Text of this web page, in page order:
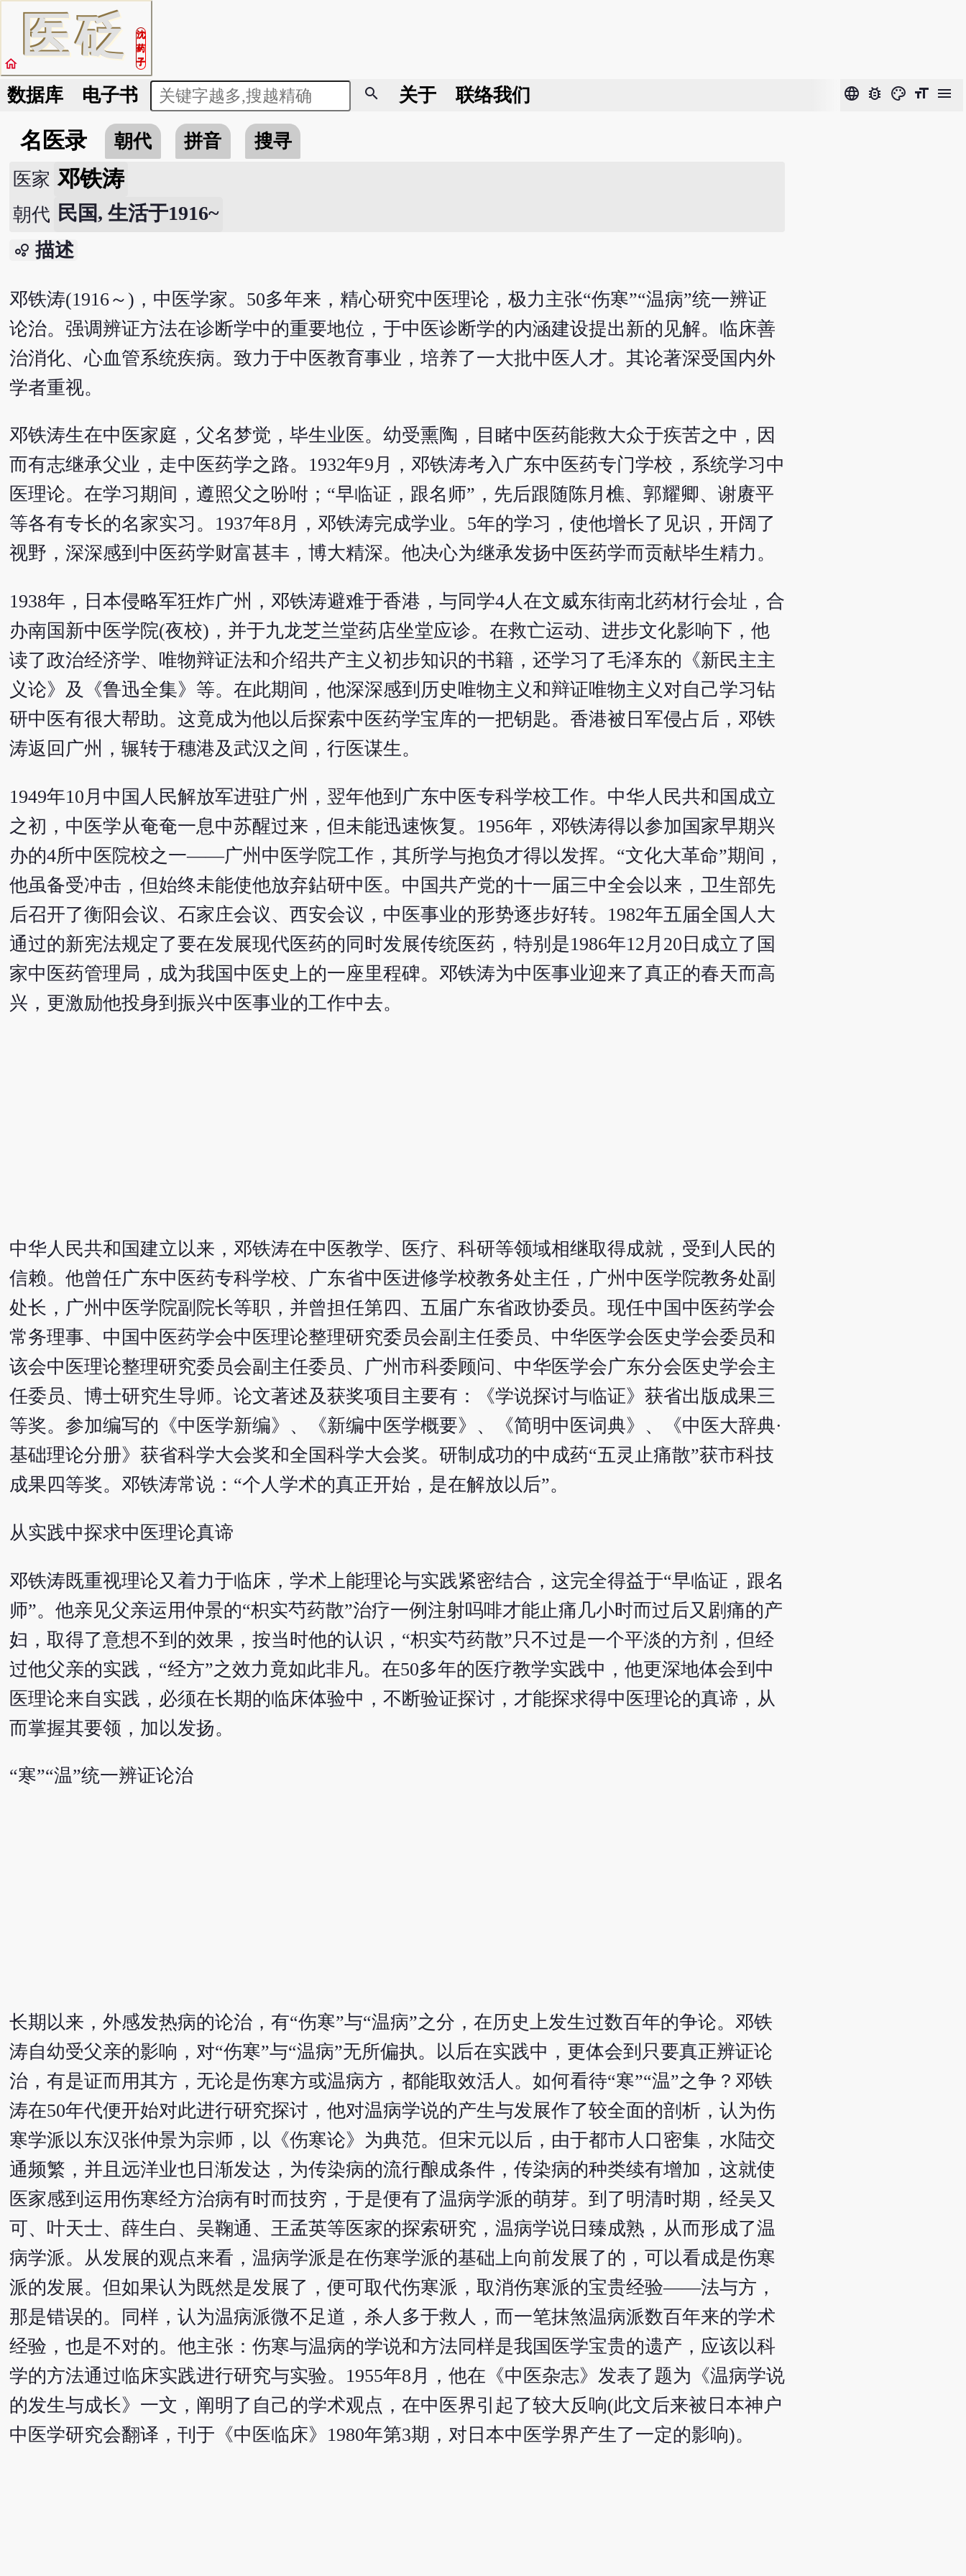
医砭
沈
药
子
home
数据库 电子书 search 关于 联络我们 language bug_report color_lens format_size menu
名医录 朝代 拼音
搜寻
医家 邓铁涛
朝代 民国, 生活于1916~
bubble_chart 描述
邓铁涛(1916～)，中医学家。50多年来，精心研究中医理论，极力主张“伤寒”“温病”统一辨证
论治。强调辨证方法在诊断学中的重要地位，于中医诊断学的内涵建设提出新的见解。临床善
治消化、心血管系统疾病。致力于中医教育事业，培养了一大批中医人才。其论著深受国内外
学者重视。
邓铁涛生在中医家庭，父名梦觉，毕生业医。幼受熏陶，目睹中医药能救大众于疾苦之中，因
而有志继承父业，走中医药学之路。1932年9月，邓铁涛考入广东中医药专门学校，系统学习中
医理论。在学习期间，遵照父之吩咐；“早临证，跟名师”，先后跟随陈月樵、郭耀卿、谢赓平
等各有专长的名家实习。1937年8月，邓铁涛完成学业。5年的学习，使他增长了见识，开阔了
视野，深深感到中医药学财富甚丰，博大精深。他决心为继承发扬中医药学而贡献毕生精力。
1938年，日本侵略军狂炸广州，邓铁涛避难于香港，与同学4人在文威东街南北药材行会址，合
办南国新中医学院(夜校)，并于九龙芝兰堂药店坐堂应诊。在救亡运动、进步文化影响下，他
读了政治经济学、唯物辩证法和介绍共产主义初步知识的书籍，还学习了毛泽东的《新民主主
义论》及《鲁迅全集》等。在此期间，他深深感到历史唯物主义和辩证唯物主义对自己学习钻
研中医有很大帮助。这竟成为他以后探索中医药学宝库的一把钥匙。香港被日军侵占后，邓铁
涛返回广州，辗转于穗港及武汉之间，行医谋生。
1949年10月中国人民解放军进驻广州，翌年他到广东中医专科学校工作。中华人民共和国成立
之初，中医学从奄奄一息中苏醒过来，但未能迅速恢复。1956年，邓铁涛得以参加国家早期兴
办的4所中医院校之一——广州中医学院工作，其所学与抱负才得以发挥。“文化大革命”期间，
他虽备受冲击，但始终未能使他放弃鉆研中医。中国共产党的十一届三中全会以来，卫生部先
后召开了衡阳会议、石家庄会议、西安会议，中医事业的形势逐步好转。1982年五届全国人大
通过的新宪法规定了要在发展现代医药的同时发展传统医药，特别是1986年12月20日成立了国
家中医药管理局，成为我国中医史上的一座里程碑。邓铁涛为中医事业迎来了真正的春天而高
兴，更激励他投身到振兴中医事业的工作中去。
中华人民共和国建立以来，邓铁涛在中医教学、医疗、科研等领域相继取得成就，受到人民的
信赖。他曾任广东中医药专科学校、广东省中医进修学校教务处主任，广州中医学院教务处副
处长，广州中医学院副院长等职，并曾担任第四、五届广东省政协委员。现任中国中医药学会
常务理事、中国中医药学会中医理论整理研究委员会副主任委员、中华医学会医史学会委员和
该会中医理论整理研究委员会副主任委员、广州市科委顾问、中华医学会广东分会医史学会主
任委员、博士研究生导师。论文著述及获奖项目主要有：《学说探讨与临证》获省出版成果三
等奖。参加编写的《中医学新编》、《新编中医学概要》、《简明中医词典》、《中医大辞典·
基础理论分册》获省科学大会奖和全国科学大会奖。研制成功的中成药“五灵止痛散”获市科技
成果四等奖。邓铁涛常说：“个人学术的真正开始，是在解放以后”。
从实践中探求中医理论真谛
邓铁涛既重视理论又着力于临床，学术上能理论与实践紧密结合，这完全得益于“早临证，跟名
师”。他亲见父亲运用仲景的“枳实芍药散”治疗一例注射吗啡才能止痛几小时而过后又剧痛的产
妇，取得了意想不到的效果，按当时他的认识，“枳实芍药散”只不过是一个平淡的方剂，但经
过他父亲的实践，“经方”之效力竟如此非凡。在50多年的医疗教学实践中，他更深地体会到中
医理论来自实践，必须在长期的临床体验中，不断验证探讨，才能探求得中医理论的真谛，从
而掌握其要领，加以发扬。
“寒”“温”统一辨证论治
长期以来，外感发热病的论治，有“伤寒”与“温病”之分，在历史上发生过数百年的争论。邓铁
涛自幼受父亲的影响，对“伤寒”与“温病”无所偏执。以后在实践中，更体会到只要真正辨证论
治，有是证而用其方，无论是伤寒方或温病方，都能取效活人。如何看待“寒”“温”之争？邓铁
涛在50年代便开始对此进行研究探讨，他对温病学说的产生与发展作了较全面的剖析，认为伤
寒学派以东汉张仲景为宗师，以《伤寒论》为典范。但宋元以后，由于都市人口密集，水陆交
通频繁，并且远洋业也日渐发达，为传染病的流行酿成条件，传染病的种类续有增加，这就使
医家感到运用伤寒经方治病有时而技穷，于是便有了温病学派的萌芽。到了明清时期，经吴又
可、叶天士、薛生白、吴鞠通、王孟英等医家的探索研究，温病学说日臻成熟，从而形成了温
病学派。从发展的观点来看，温病学派是在伤寒学派的基础上向前发展了的，可以看成是伤寒
派的发展。但如果认为既然是发展了，便可取代伤寒派，取消伤寒派的宝贵经验——法与方，
那是错误的。同样，认为温病派微不足道，杀人多于救人，而一笔抹煞温病派数百年来的学术
经验，也是不对的。他主张：伤寒与温病的学说和方法同样是我国医学宝贵的遗产，应该以科
学的方法通过临床实践进行研究与实验。1955年8月，他在《中医杂志》发表了题为《温病学说
的发生与成长》一文，阐明了自己的学术观点，在中医界引起了较大反响(此文后来被日本神户
中医学研究会翻译，刊于《中医临床》1980年第3期，对日本中医学界产生了一定的影响)。